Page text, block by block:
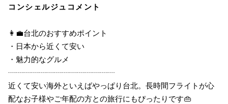
コンシェルジュコメント
👩‍💼台北のおすすめポイント
・日本から近くて安い
・魅力的なグルメ
┈┈┈┈┈┈┈┈┈┈┈┈┈┈
近くて安い海外といえばやっぱり台北。長時間フライトが心
配なお子様やご年配の方との旅行にもぴったりです👜